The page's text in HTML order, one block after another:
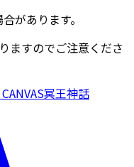
があります。
ますのでご注意くださ
冥王神話